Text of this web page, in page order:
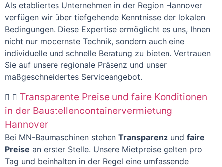
Als etabliertes Unternehmen in der Region Hannover
verfügen wir über tiefgehende Kenntnisse der lokalen
Bedingungen. Diese Expertise ermöglicht es uns, Ihnen
nicht nur modernste Technik, sondern auch eine
individuelle und schnelle Beratung zu bieten. Vertrauen
Sie auf unsere regionale Präsenz und unser
maßgeschneidertes Serviceangebot.
Transparente Preise und faire Konditionen
in der Baustellencontainervermietung
Hannover
Bei MN-Baumaschinen stehen Transparenz und faire
Preise an erster Stelle. Unsere Mietpreise gelten pro
Tag und beinhalten in der Regel eine umfassende